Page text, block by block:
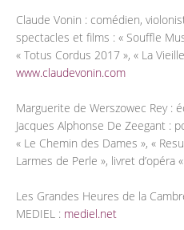
Claude Vonin : comédien,
spectacles et films : « Souffle
« Totus Cordus 2017 », « La
www.claudevonin.com
Marguerite de Werszowec Rey :
Jacques Alphonse De Zeegant :
« Le Chemin des Dames », «
Larmes de Perle », livret d’opéra
Les Grandes Heures de la
MEDIEL : mediel.net